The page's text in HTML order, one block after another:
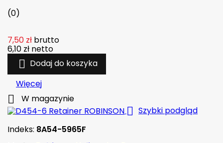
(0)
7,50 zł brutto
6,10 zł netto
 Dodaj do koszyka
Więcej
 W magazynie
 Szybki podgląd
Indeks: 8A54-5965F